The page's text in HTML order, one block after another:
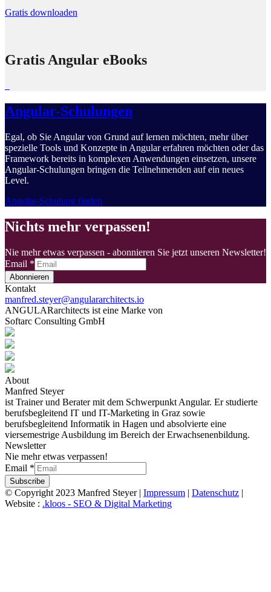
Gratis downloaden
Gratis Angular eBooks
Angular-Schulungen
Egal, ob Sie Angular von Grund auf lernen möchten, mehr über
spezielle Tools und Konzepte in Angular erfahren möchten oder das
Framework bereits in komplexen Anwendungen einsetzen, unsere
Angular-Schulungen bringen die Teilnehmenden auf ein neues
Level.
Angular-Schulung finden
Nichts mehr verpassen!
Nie mehr etwas verpassen - abonnieren Sie jetzt unseren Newsletter!
Email *
Abonnieren
Kontakt
manfred.steyer@angulararchitects.io
ANGULARarchitects ist eine Marke von
Softarc Consulting GmbH
About
Manfred Steyer
ist Trainer und Berater mit dem Schwerpunkt Angular. Er studierte
berufsbegleitend IT und IT-Marketing in Graz sowie
berufsbegleitend Informatik in Hagen und absolvierte eine
viersemestrige Ausbildung im Bereich der Erwachsenenbildung.
Newsletter
Nie mehr etwas verpassen!
Email *
Subscribe
© Copyright 2023 Manfred Steyer | Impressum | Datenschutz |
Website : .kloos - SEO & Digital Marketing